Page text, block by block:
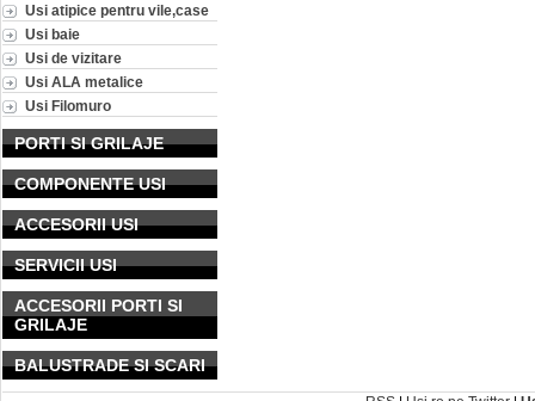
Usi atipice pentru vile,case
Usi baie
Usi de vizitare
Usi ALA metalice
Usi Filomuro
PORTI SI GRILAJE
COMPONENTE USI
ACCESORII USI
SERVICII USI
ACCESORII PORTI SI
GRILAJE
BALUSTRADE SI SCARI